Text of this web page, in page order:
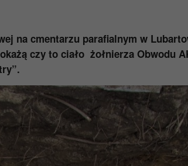
na cmentarzu parafialnym w
czy to ciało żołnierza Obwodu